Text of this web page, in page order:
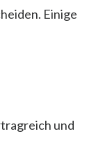
Einige
und